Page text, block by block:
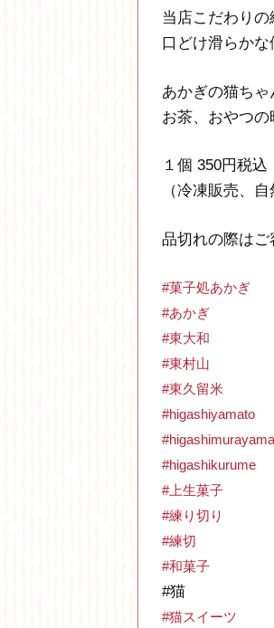
当店こだわり
口どけ滑らか
あかぎの猫ちゃ
お茶、おやつ
１個 350円税込
（冷凍販売、
品切れの際はご
#菓子処あかぎ
#あかぎ
#東大和
#東村山
#東久留米
#higashiyamato
#higashimurayama
#higashikurume
#上生菓子
#練り切り
#練切
#和菓子
#猫
#猫スイーツ